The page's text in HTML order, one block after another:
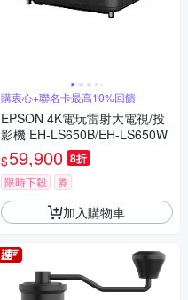
購衷心+聯名卡最高10%回饋
EPSON 4K電玩雷射大電視/投
影機 EH-LS650B/EH-LS650W
$59,900 8折
限時下殺 券
加入購物車